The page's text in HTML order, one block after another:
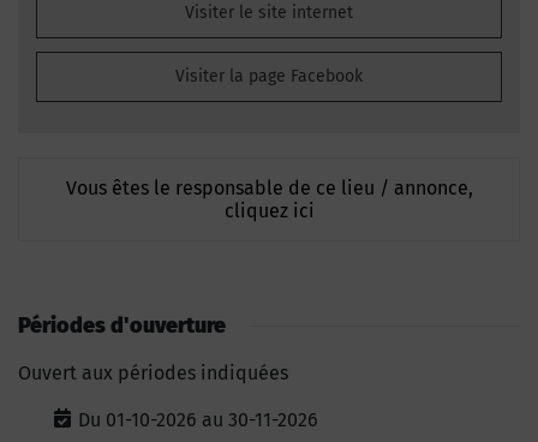
Visiter le site internet
Visiter la page Facebook
Vous êtes le responsable de ce lieu / annonce,
cliquez ici
Périodes d'ouverture
Ouvert aux périodes indiquées
Du 01-10-2026 au 30-11-2026